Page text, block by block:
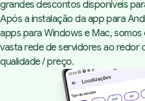
grandes descontos disponíveis
Após a instalação da app para
apps para Windows e Mac,
vasta rede de servidores ao redor
qualidade / preço.